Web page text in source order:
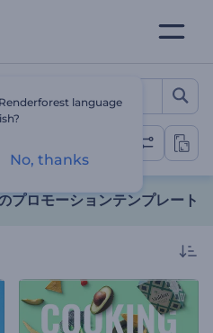
理、ホテル
プロモーションテンプレート
language
No, thanks